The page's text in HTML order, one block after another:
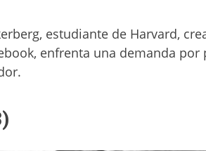
estudiante de Harvard,
enfrenta una demanda por